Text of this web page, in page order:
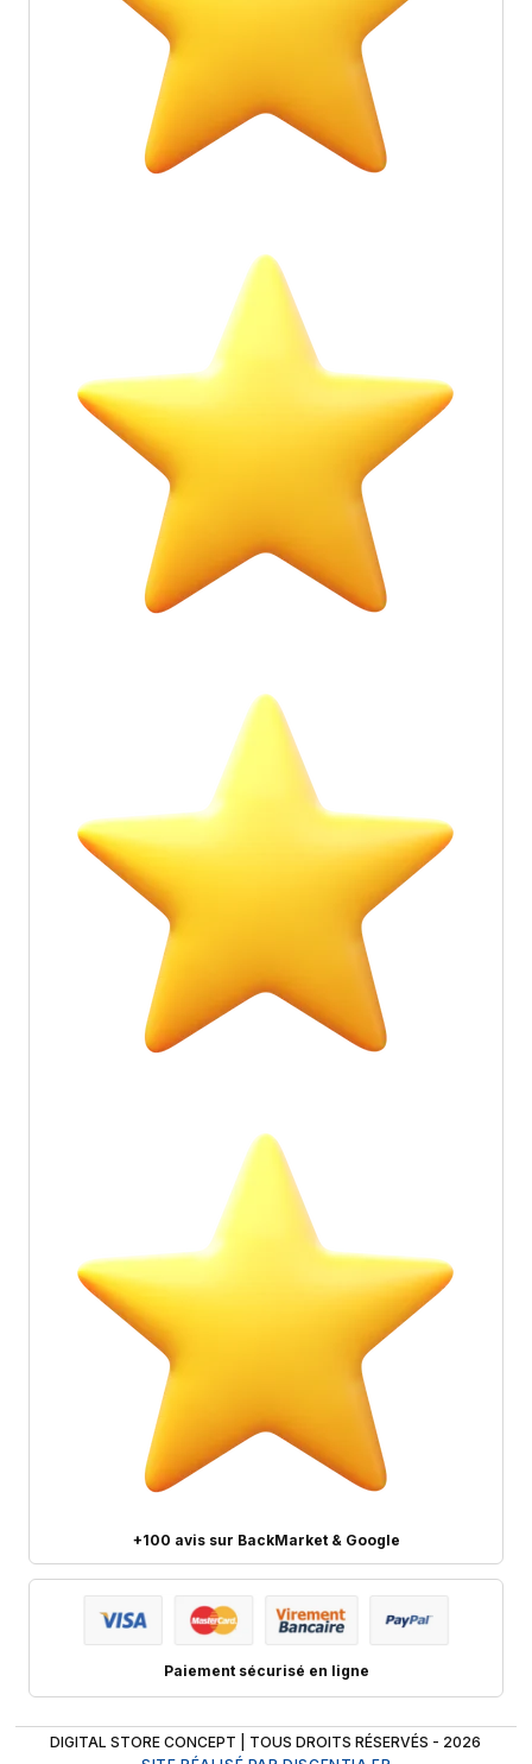
+100 avis sur BackMarket & Google
Paiement sécurisé en ligne
DIGITAL STORE CONCEPT | TOUS DROITS RÉSERVÉS - 2026